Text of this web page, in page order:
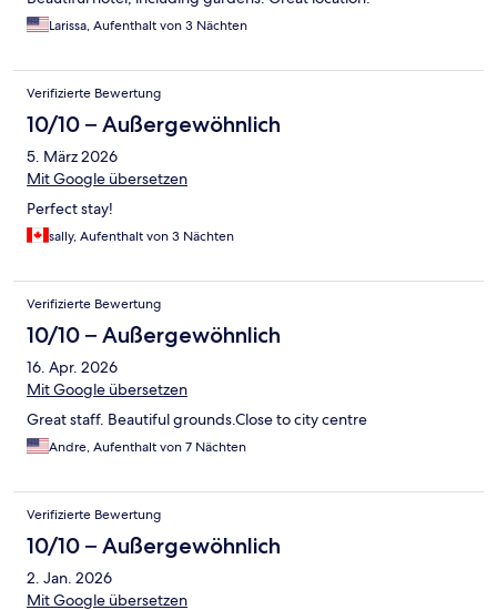
Larissa, Aufenthalt von 3 Nächten
Verifizierte Bewertung
10/10 – Außergewöhnlich
5. März 2026
Mit Google übersetzen
Perfect stay!
sally, Aufenthalt von 3 Nächten
Verifizierte Bewertung
10/10 – Außergewöhnlich
16. Apr. 2026
Mit Google übersetzen
Great staff. Beautiful grounds.Close to city centre
Andre, Aufenthalt von 7 Nächten
Verifizierte Bewertung
10/10 – Außergewöhnlich
2. Jan. 2026
Mit Google übersetzen